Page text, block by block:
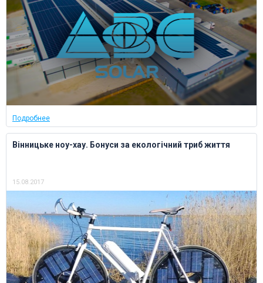
Подробнее
Вінницьке ноу-хау. Бонуси за екологічний триб життя
15.08.2017